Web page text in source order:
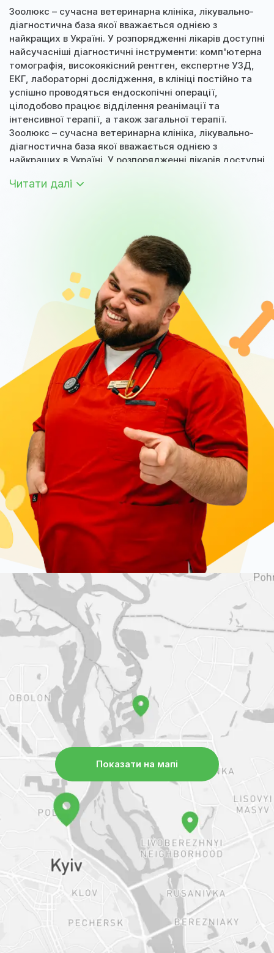
Зоолюкс – сучасна ветеринарна клініка, лікувально-
діагностична база якої вважається однією з
найкращих в Україні. У розпорядженні лікарів доступні
найсучасніші діагностичні інструменти: комп'ютерна
томографія, високоякісний рентген, експертне УЗД,
ЕКГ, лабораторні дослідження, в клініці постійно та
успішно проводяться ендоскопічні операції,
цілодобово працює відділення реанімації та
інтенсивної терапії, а також загальної терапії.
Зоолюкс – сучасна ветеринарна клініка, лікувально-
діагностична база якої вважається однією з
найкращих в Україні. У розпорядженні лікарів доступні
томографія, високоякісний рентген, експертне УЗД,
інтенсивної терапії, а також загальної терапії.
Читати далі
Показати на мапі